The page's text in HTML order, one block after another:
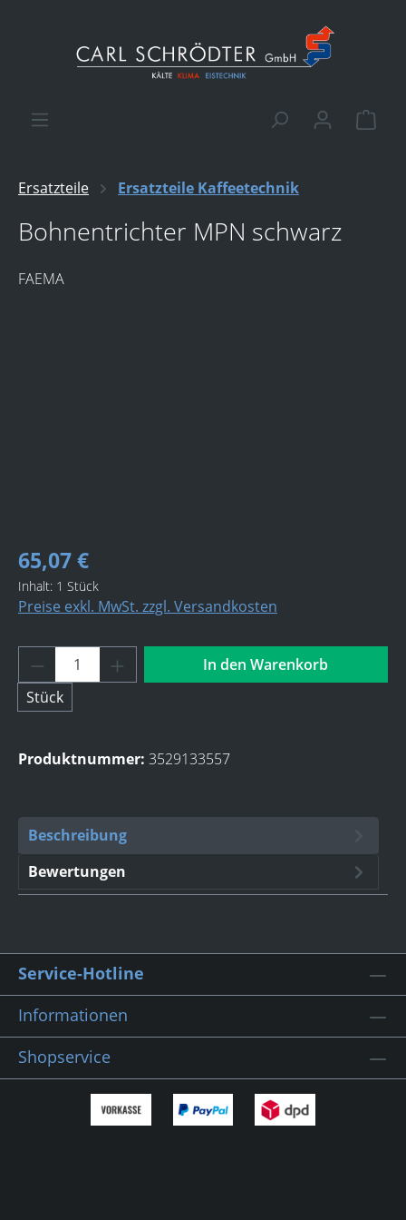
Ersatzteile Ersatzteile Kaffeetechnik
Bohnentrichter MPN schwarz
FAEMA
65,07 €
Inhalt: 1 Stück
Preise exkl. MwSt. zzgl. Versandkosten
Produkt Anzahl: Gib den gewünschten
Stück
In den Warenkorb
Produktnummer: 3529133557
Beschreibung
Bewertungen
Service-Hotline
Informationen
Shopservice